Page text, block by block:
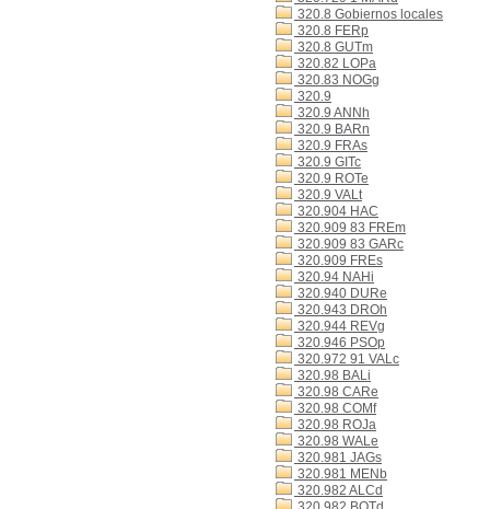
320.8 Gobiernos locales
320.8 FERp
320.8 GUTm
320.82 LOPa
320.83 NOGg
320.9
320.9 ANNh
320.9 BARn
320.9 FRAs
320.9 GITc
320.9 ROTe
320.9 VALt
320.904 HAC
320.909 83 FREm
320.909 83 GARc
320.909 FREs
320.94 NAHi
320.940 DURe
320.943 DROh
320.944 REVg
320.946 PSOp
320.972 91 VALc
320.98 BALi
320.98 CARe
320.98 COMf
320.98 ROJa
320.98 WALe
320.981 JAGs
320.981 MENb
320.982 ALCd